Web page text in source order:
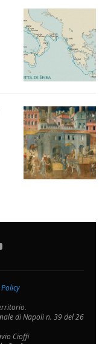
di Napoli n. 39 del 26
Cioffi